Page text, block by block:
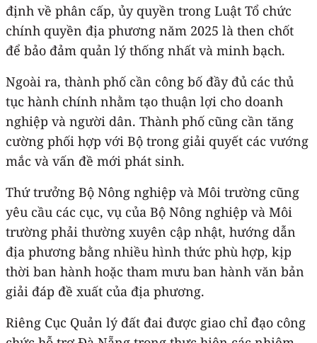
định về phân cấp, ủy quyền trong Luật Tổ chức
chính quyền địa phương năm 2025 là then chốt
để bảo đảm quản lý thống nhất và minh bạch.
Ngoài ra, thành phố cần công bố đầy đủ các thủ
tục hành chính nhằm tạo thuận lợi cho doanh
nghiệp và người dân. Thành phố cũng cần tăng
cường phối hợp với Bộ trong giải quyết các vướng
mắc và vấn đề mới phát sinh.
Thứ trưởng Bộ Nông nghiệp và Môi trường cũng
yêu cầu các cục, vụ của Bộ Nông nghiệp và Môi
trường phải thường xuyên cập nhật, hướng dẫn
địa phương bằng nhiều hình thức phù hợp, kịp
thời ban hành hoặc tham mưu ban hành văn bản
giải đáp đề xuất của địa phương.
Riêng Cục Quản lý đất đai được giao chỉ đạo công